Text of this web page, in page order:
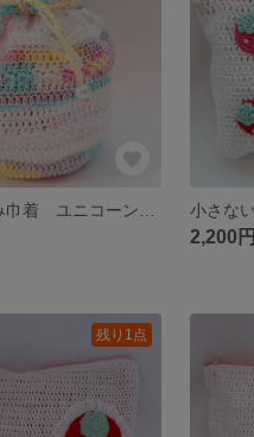
2,200円
残り1点